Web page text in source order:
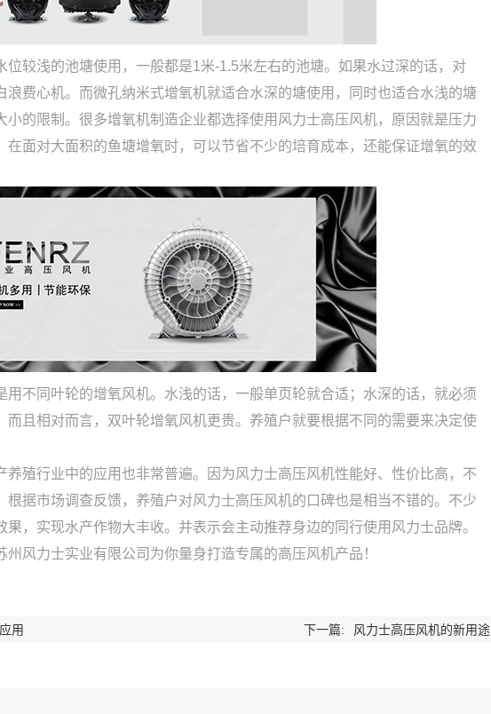
位较浅的池塘使用，一般都是1米-1.5米左右的池塘。如果水过深的话，对
浪费心机。而微孔纳米式增氧机就适合水深的塘使用，同时也适合水浅的塘
的限制。很多增氧机制造企业都选择使用风力士高压风机，原因就是压力
面对大面积的鱼塘增氧时，可以节省不少的培育成本，还能保证增氧的效
用不同叶轮的增氧风机。水浅的话，一般单页轮就合适；水深的话，就必须
而且相对而言，双叶轮增氧风机更贵。养殖户就要根据不同的需要来决定使
养殖行业中的应用也非常普遍。因为风力士高压风机性能好、性价比高，不
根据市场调查反馈，养殖户对风力士高压风机的口碑也是相当不错的。不少
，实现水产作物大丰收。并表示会主动推荐身边的同行使用风力士品牌。
风力士实业有限公司为你量身打造专属的高压风机产品！
用 下一篇: 风力士高压风机的新用途